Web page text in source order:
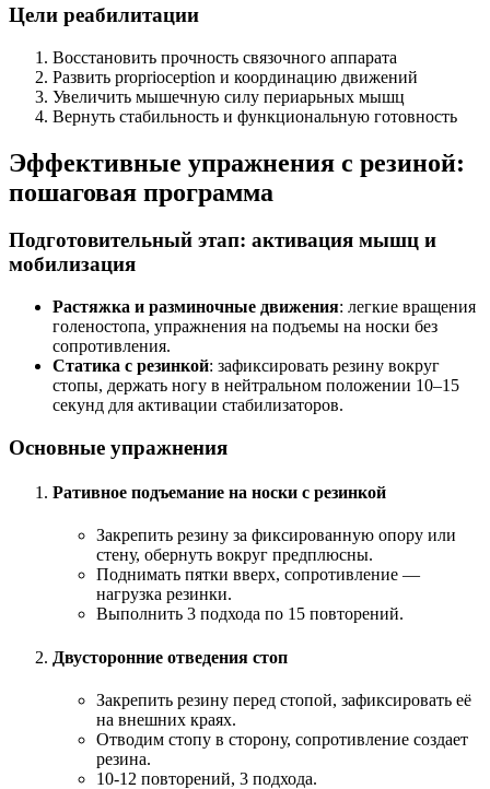
Цели реабилитации
Восстановить прочность связочного аппарата
Развить proprioception и координацию движений
Увеличить мышечную силу периарьных мышц
Вернуть стабильность и функциональную готовность
Эффективные упражнения с резиной:
пошаговая программа
Подготовительный этап: активация мышц и
мобилизация
Растяжка и разминочные движения: легкие вращения
голеностопа, упражнения на подъемы на носки без
сопротивления.
Статика с резинкой: зафиксировать резину вокруг
стопы, держать ногу в нейтральном положении 10–15
секунд для активации стабилизаторов.
Основные упражнения
Ративное подъемание на носки с резинкой
Закрепить резину за фиксированную опору или
стену, обернуть вокруг предплюсны.
Поднимать пятки вверх, сопротивление —
нагрузка резинки.
Выполнить 3 подхода по 15 повторений.
Двусторонние отведения стоп
Закрепить резину перед стопой, зафиксировать её
на внешних краях.
Отводим стопу в сторону, сопротивление создает
резина.
10-12 повторений, 3 подхода.